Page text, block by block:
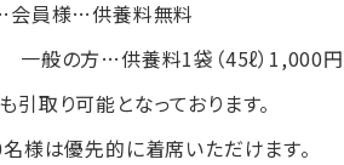
会員様…供養料無料
方…供養料1袋（45ℓ）1,000円
取り可能となっております。
様は優先的に着席いただけます。